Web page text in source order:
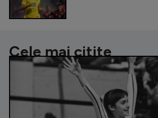
Cele mai citite